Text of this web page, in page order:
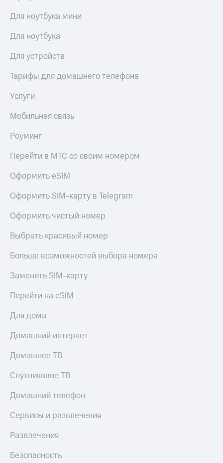
Для ноутбука мини
Для ноутбука
Для устройств
Тарифы для домашнего телефона
Услуги
Мобильная связь
Роуминг
Перейти в МТС со своим номером
Оформить eSIM
Оформить SIM-карту в Telegram
Оформить чистый номер
Выбрать красивый номер
Больше возможностей выбора номера
Заменить SIM-карту
Перейти на eSIM
Для дома
Домашний интернет
Домашнее ТВ
Спутниковое ТВ
Домашний телефон
Сервисы и развлечения
Развлечения
Безопасность